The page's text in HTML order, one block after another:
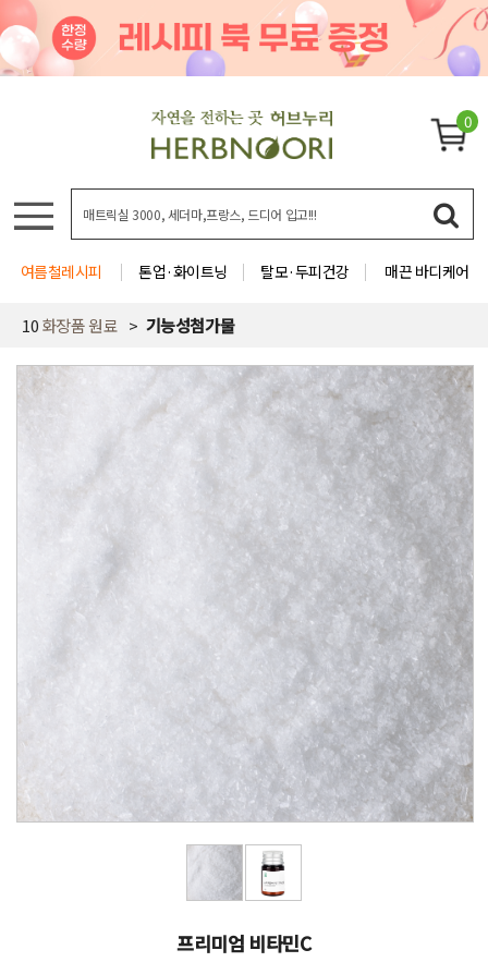
0
여름철레시피 톤업·화이트닝 탈모·두피건강 매끈 바디케어
10화장품 원료 기능성첨가물
프리미엄 비타민C